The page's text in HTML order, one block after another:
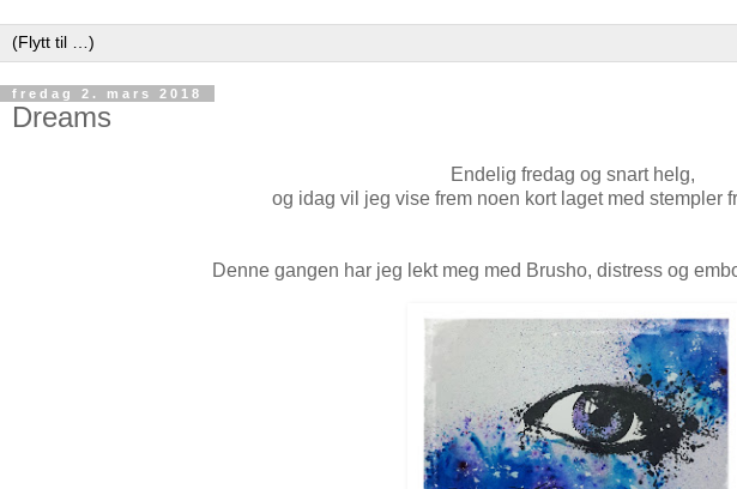
fredag 2. mars 2018
Dreams
Endelig fredag og snart helg,
og idag vil jeg vise frem noen kort laget med stempler
Denne gangen har jeg lekt meg med Brusho, distress og